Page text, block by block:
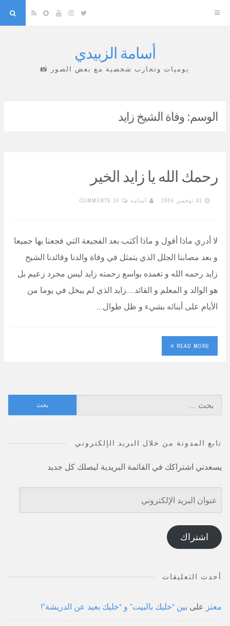
Twitter
Instagram
YouTube
Snapchat
RSS
أسامة الزبيدي
يوميات وتجارب شخصية مع بعض الصور 📸
الوسم: وفاة الشيخ زايد
رحمك الله يا زايد الخير
03 نوفمبر 2004 أسامة 14 COMMENTS
لا أدري ماذا أقول و ماذا أكتب بعد الفجيعة التي فجعنا بها جميعا
و بعد مصابنا الجلل الذي يتمثل في وفاة والدنا وقائدنا الشيح
زايد رحمه الله و تغمده بواسع رحمته زايد ليس مجرد زعيم بل
هو الوالد و المعلم و القائد….زايد الذي لم يبخل في يوما من
الأيام على أبنائه بشيء و ظل طوال…
READ MORE
عن:
تابع المدونة من خلال البريد الإلكتروني
يسعدني اشتراكك في القائمة البريدية ليصلك كل جديد
عنوان
البريد
الإلكتروني
اشتراك
أحدث التعليقات
معتز على بين “خليك بالبيت” و “خليك بعيد عن الدريشة”!